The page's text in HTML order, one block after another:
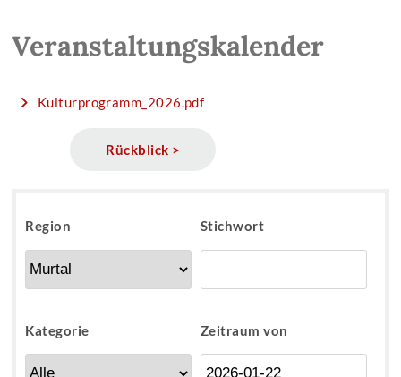
Veranstaltungskalender
Kulturprogramm_2026.pdf
Rückblick >
Region Stichwort
Kategorie Zeitraum von